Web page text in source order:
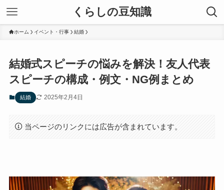
くらしの豆知識
ホーム イベント・行事 結婚
結婚式スピーチの悩みを解決！友人代表
スピーチの構成・例文・NG例まとめ
結婚 2025年2月4日
当ページのリンクには広告が含まれています。